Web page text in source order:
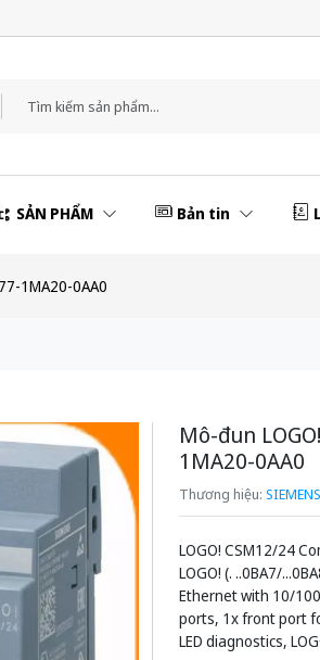
SẢN PHẨM Bản tin
1MA20-0AA0
Mô-đun
1MA20-0AA0
Thương hiệu: SIEMENS
LOGO! CSM12/24
LOGO! (. ..0BA7/
Ethernet with 10/
ports, 1x front port
LED diagnostics,